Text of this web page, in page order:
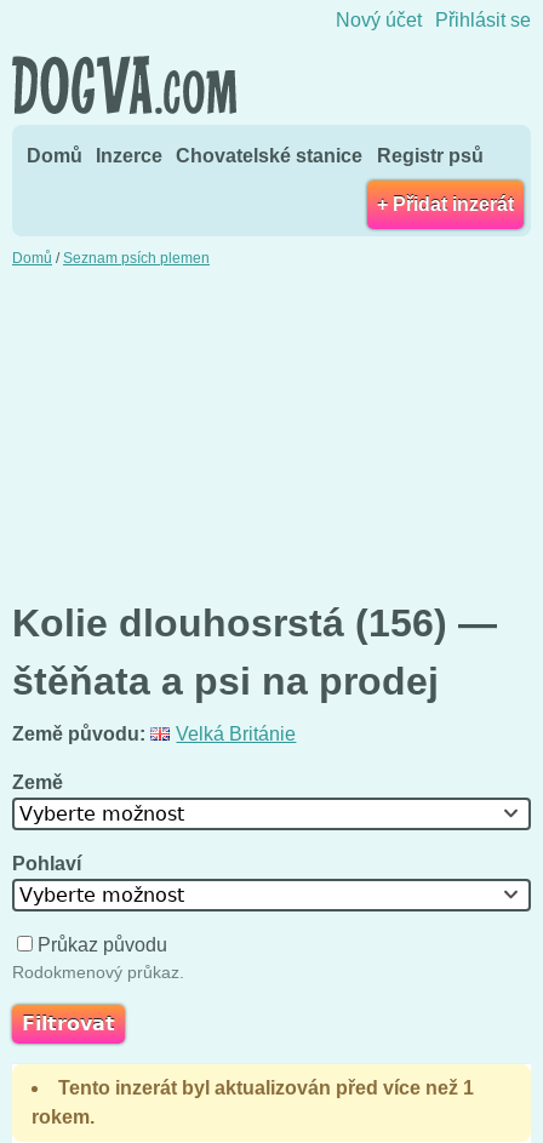
Nový účet Přihlásit se
Domů Inzerce Chovatelské stanice Registr psů
+ Přidat inzerát
Domů /Seznam psích plemen
Kolie dlouhosrstá (156) —
štěňata a psi na prodej
Země původu: Velká Británie
Země
Vyberte možnost
Pohlaví
Vyberte možnost
Průkaz původu
Rodokmenový průkaz.
Tento inzerát byl aktualizován před více než 1
rokem.